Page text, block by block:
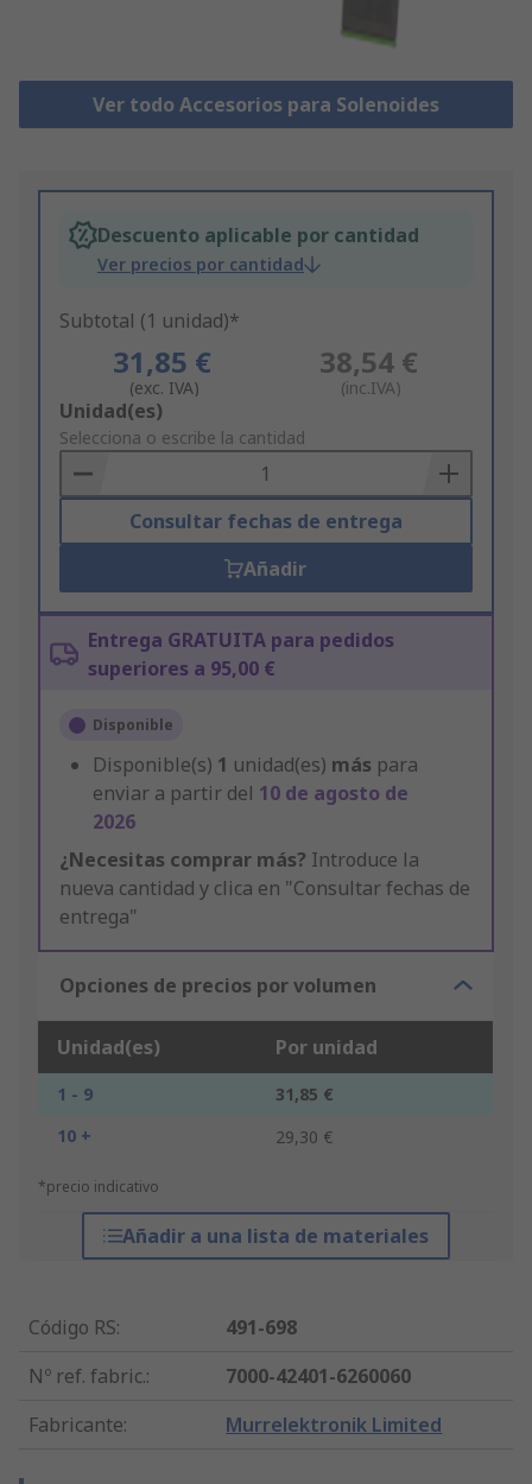
Ver todo Accesorios para Solenoides
Descuento aplicable por cantidad
Ver precios por cantidad
Subtotal (1 unidad)*
31,85 €
(exc. IVA)
38,54 €
(inc.IVA)
Add
to
Basket
Unidad(es)
Selecciona o escribe la cantidad
Consultar fechas de entrega
Añadir
Entrega GRATUITA para pedidos
superiores a 95,00 €
Disponible
Disponible(s) 1 unidad(es) más para
enviar a partir del 10 de agosto de
2026
¿Necesitas comprar más? Introduce la
nueva cantidad y clica en "Consultar fechas de
entrega"
Opciones de precios por volumen
Unidad(es) Por unidad
1 - 9
31,85 €
10 +
29,30 €
*precio indicativo
Añadir a una lista de materiales
Código RS:
491-698
Nº ref. fabric.:
7000-42401-6260060
Fabricante: Murrelektronik Limited